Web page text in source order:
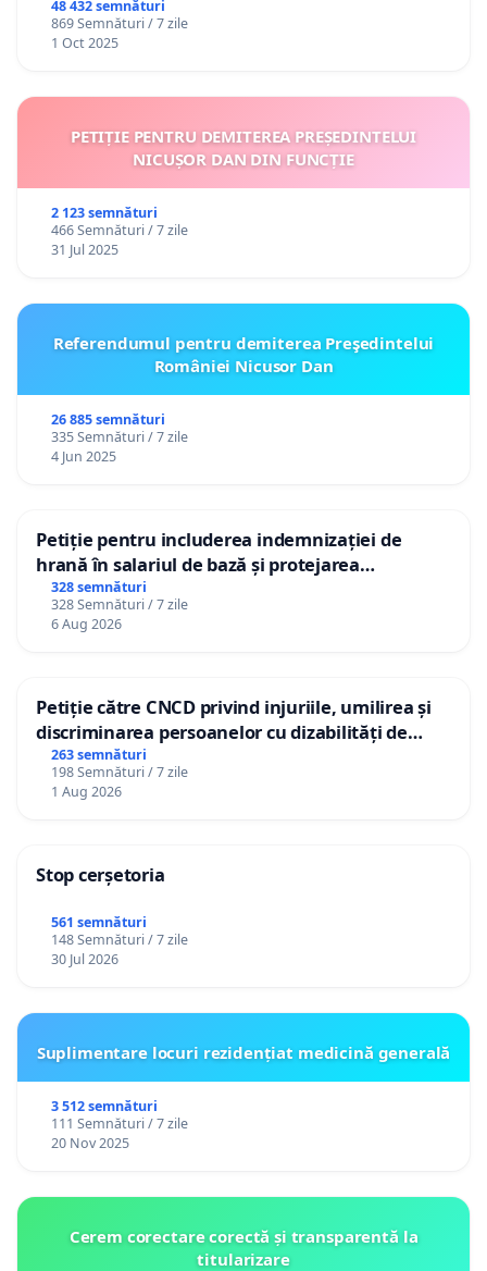
48 432 semnături
869 Semnături / 7 zile
1 Oct 2025
PETIȚIE PENTRU DEMITEREA PREȘEDINTELUI
NICUȘOR DAN DIN FUNCȚIE
2 123 semnături
466 Semnături / 7 zile
31 Jul 2025
Referendumul pentru demiterea Preşedintelui
României Nicusor Dan
26 885 semnături
335 Semnături / 7 zile
4 Jun 2025
Petiție pentru includerea indemnizației de
hrană în salariul de bază și protejarea
gradațiilor de vechime pentru asistenții
personali
328 semnături
328 Semnături / 7 zile
6 Aug 2026
Petiție către CNCD privind injuriile, umilirea și
discriminarea persoanelor cu dizabilități de
către utilizatorul TikTok „Gorici”
263 semnături
198 Semnături / 7 zile
1 Aug 2026
Stop cerșetoria
561 semnături
148 Semnături / 7 zile
30 Jul 2026
Suplimentare locuri rezidențiat medicină generală
3 512 semnături
111 Semnături / 7 zile
20 Nov 2025
Cerem corectare corectă și transparentă la
titularizare